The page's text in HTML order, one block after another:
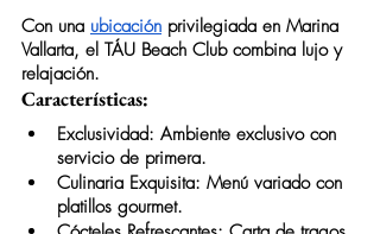
Con una ubicación privilegiada en Marina
Vallarta, el TÁU Beach Club combina lujo y
relajación.
Características:
Exclusividad: Ambiente exclusivo con
servicio de primera.
Culinaria Exquisita: Menú variado con
platillos gourmet.